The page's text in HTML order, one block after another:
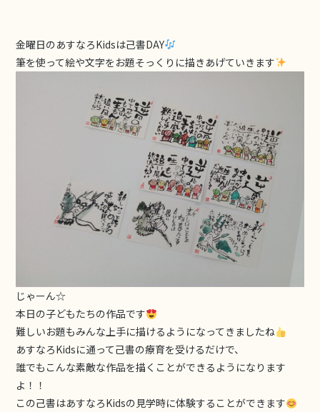
金曜日のあすなろKidsは己書DAY
筆を使って絵や文字をお題そっくりに描きあげていきます
じゃーん☆
本日の子どもたちの作品です
難しいお題もみんな上手に描けるようになってきましたね
あすなろKidsに通って己書の療育を受けるだけで、
誰でもこんな素敵な作品を描くことができるようになります
よ！！
この己書はあすなろKidsの見学時に体験することができます